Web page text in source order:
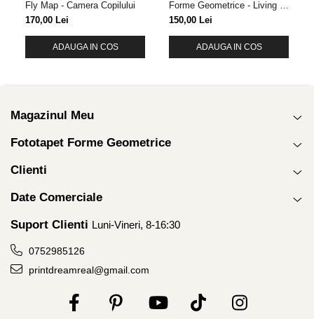
Fly Map - Camera Copilului
170,00 Lei
ADAUGA IN COS
Forme Geometrice - Living &
Dormitor
150,00 Lei
ADAUGA IN COS
Magazinul Meu
Fototapet Forme Geometrice
Clienti
Date Comerciale
Suport Clienti Luni-Vineri, 8-16:30
0752985126
printdreamreal@gmail.com